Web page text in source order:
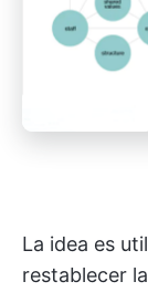
La idea es
restablecer